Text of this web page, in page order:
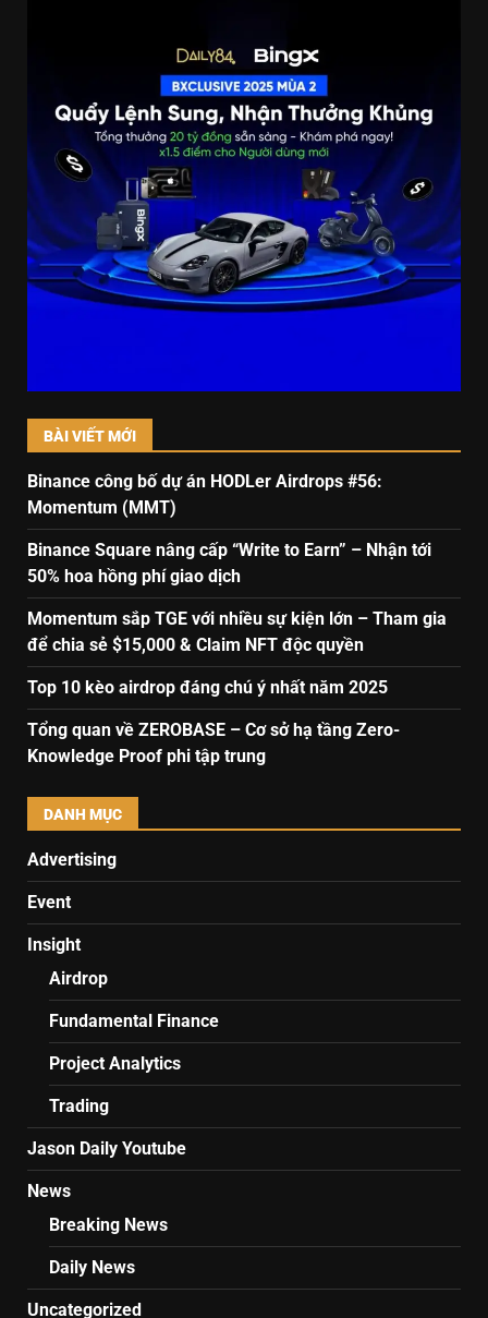
BÀI VIẾT MỚI
Binance công bố dự án HODLer Airdrops #56:
Momentum (MMT)
Binance Square nâng cấp “Write to Earn” – Nhận tới
50% hoa hồng phí giao dịch
Momentum sắp TGE với nhiều sự kiện lớn – Tham gia
để chia sẻ $15,000 & Claim NFT độc quyền
Top 10 kèo airdrop đáng chú ý nhất năm 2025
Tổng quan về ZEROBASE – Cơ sở hạ tầng Zero-
Knowledge Proof phi tập trung
DANH MỤC
Advertising
Event
Insight
Airdrop
Fundamental Finance
Project Analytics
Trading
Jason Daily Youtube
News
Breaking News
Daily News
Uncategorized